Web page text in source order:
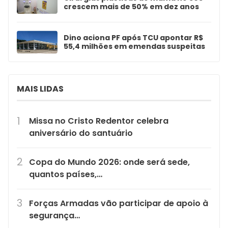
crescem mais de 50% em dez anos
Dino aciona PF após TCU apontar R$
55,4 milhões em emendas suspeitas
MAIS LIDAS
Missa no Cristo Redentor celebra
aniversário do santuário
Copa do Mundo 2026: onde será sede,
quantos países,…
Forças Armadas vão participar de apoio à
segurança…